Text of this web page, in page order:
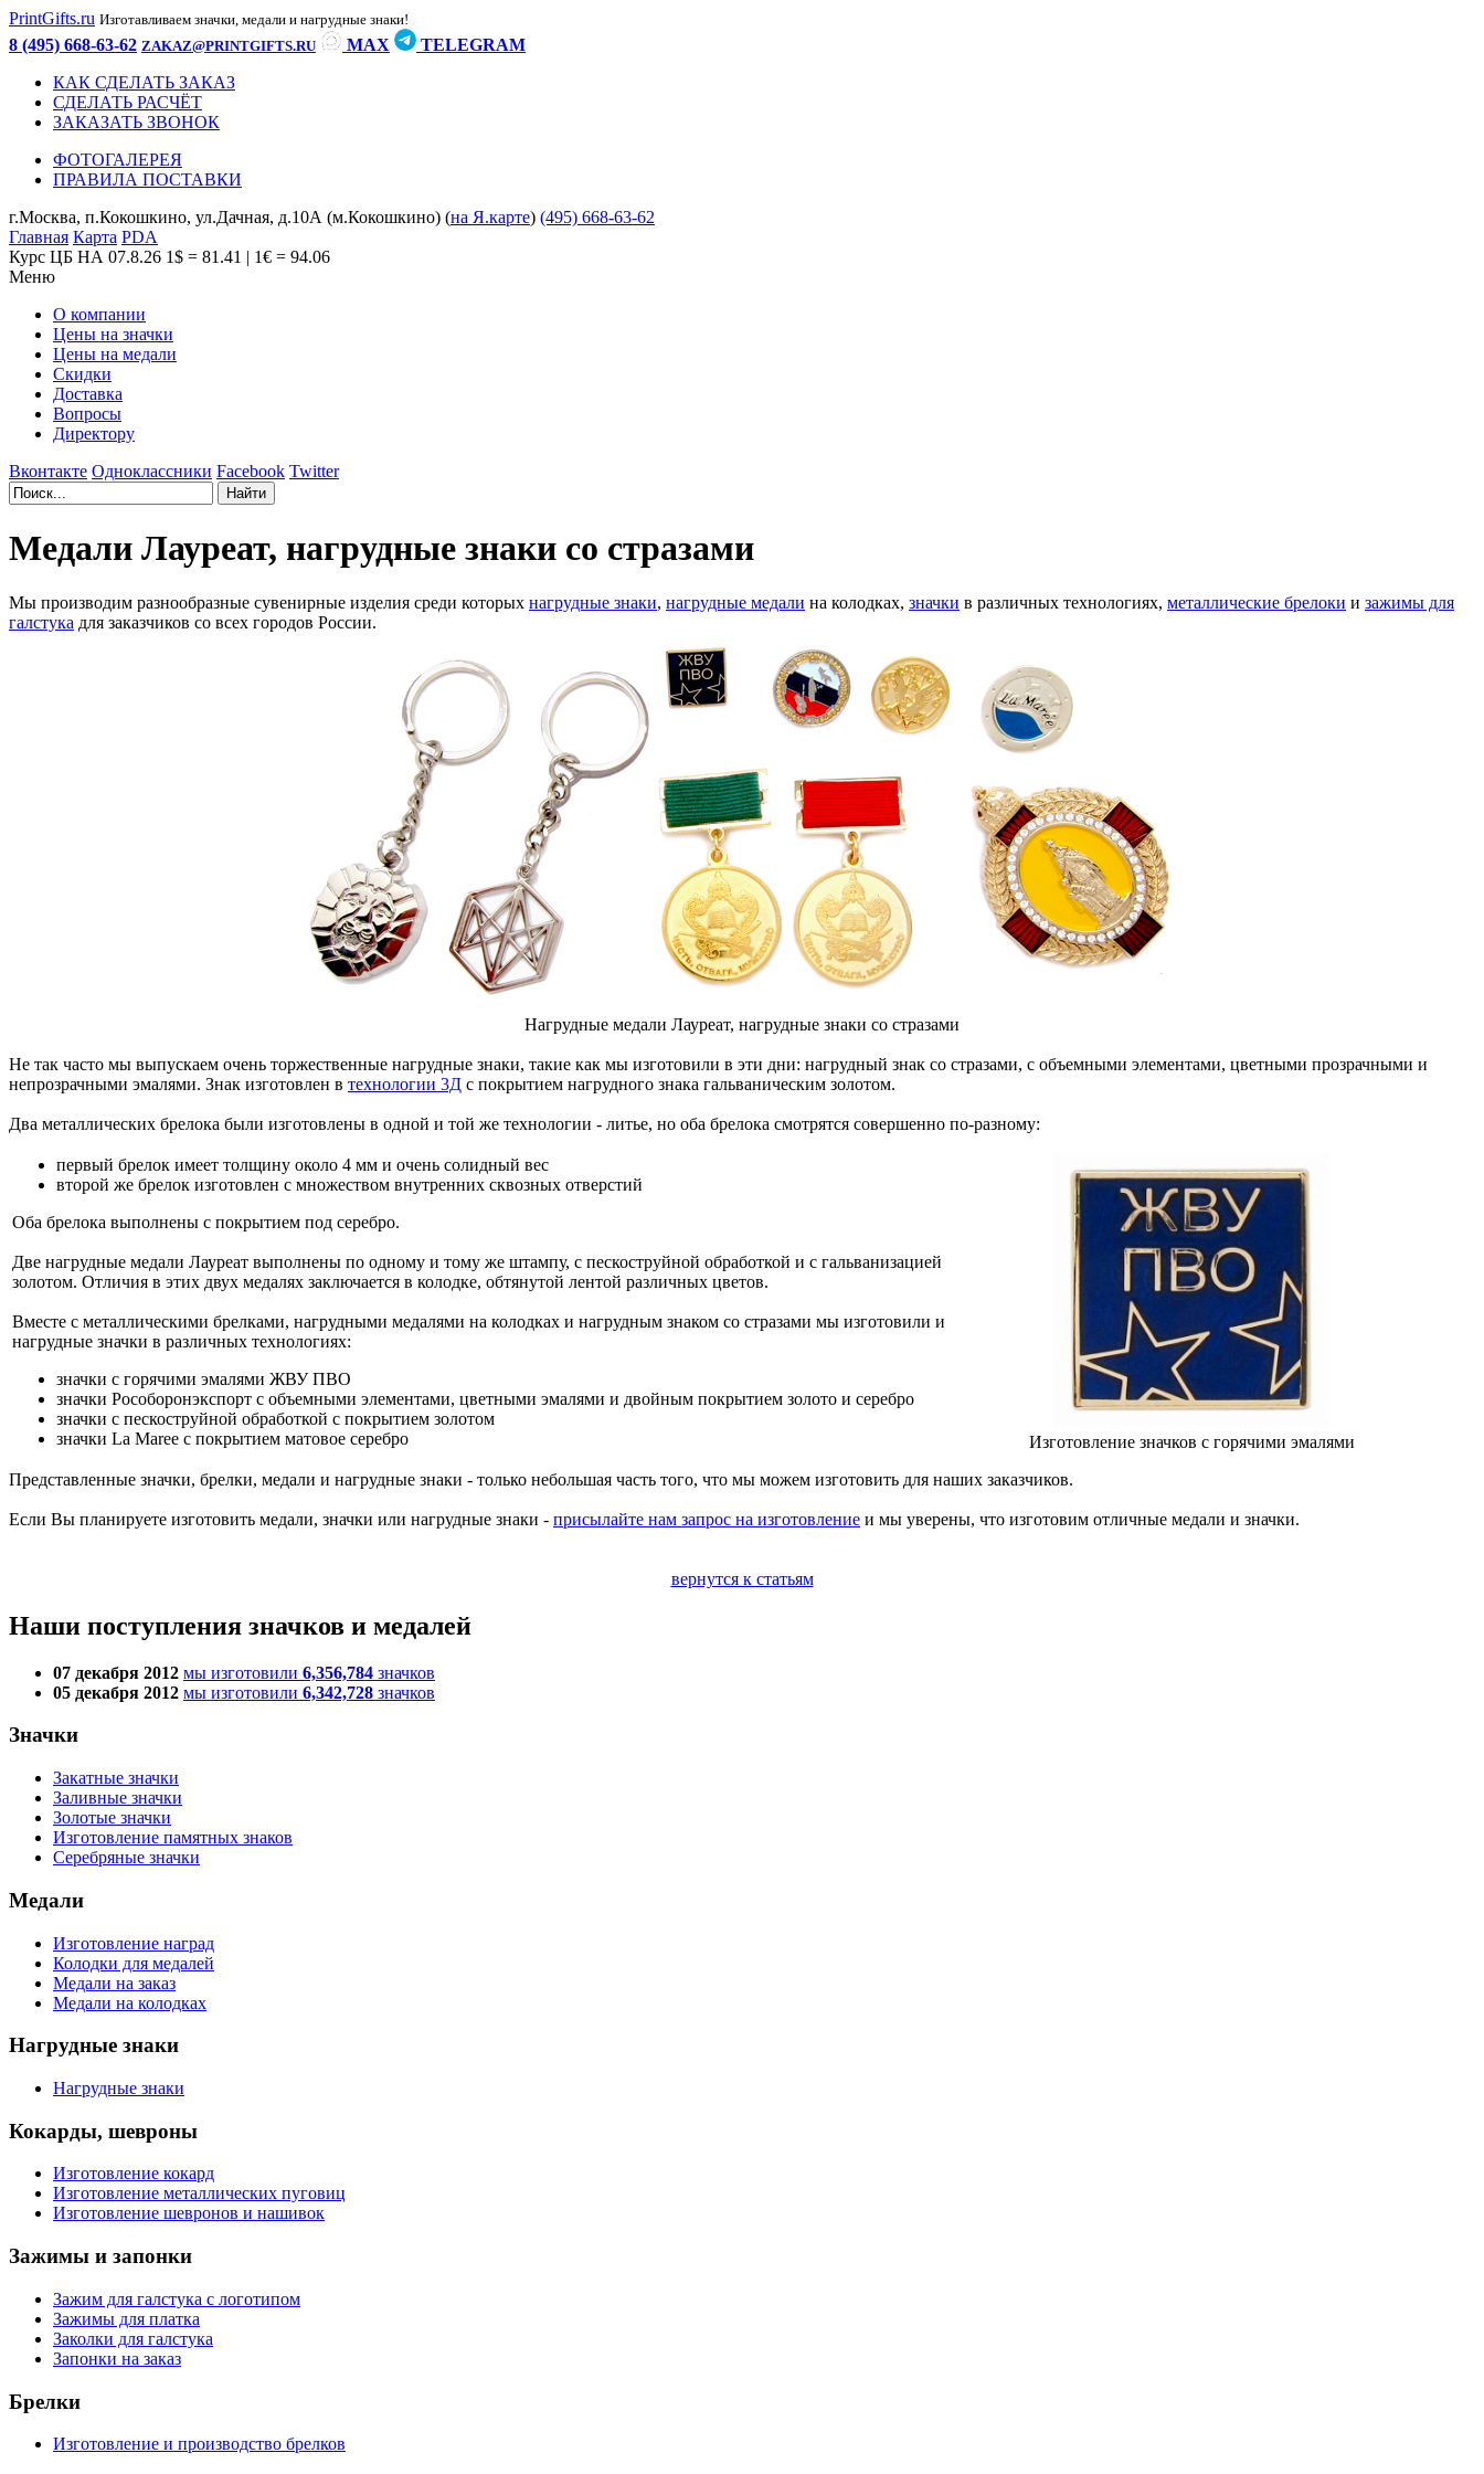
PrintGifts.ru Изготавливаем значки, медали и нагрудные знаки!
8 (495) 668-63-62 ZAKAZ@PRINTGIFTS.RU MAX
TELEGRAM
КАК СДЕЛАТЬ ЗАКАЗ
СДЕЛАТЬ РАСЧЁТ
ЗАКАЗАТЬ ЗВОНОК
ФОТОГАЛЕРЕЯ
ПРАВИЛА ПОСТАВКИ
г.Москва, п.Кокошкино, ул.Дачная, д.10А (м.Кокошкино) (на Я.карте) (495) 668-63-62
Главная Карта PDA
Курс ЦБ НА 07.8.26 1$ = 81.41 | 1€ = 94.06
Меню
О компании
Цены на значки
Цены на медали
Скидки
Доставка
Вопросы
Директору
Вконтакте Одноклассники Facebook Twitter
Медали Лауреат, нагрудные знаки со стразами
Мы производим разнообразные сувенирные изделия среди которых нагрудные знаки, нагрудные медали на колодках, значки в различных технологиях, металлические брелоки и зажимы для
галстука для заказчиков со всех городов России.
Нагрудные медали Лауреат, нагрудные знаки со стразами
Не так часто мы выпускаем очень торжественные нагрудные знаки, такие как мы изготовили в эти дни: нагрудный знак со стразами, с объемными элементами, цветными прозрачными и
непрозрачными эмалями. Знак изготовлен в технологии 3Д с покрытием нагрудного знака гальваническим золотом.
Два металлических брелока были изготовлены в одной и той же технологии - литье, но оба брелока смотрятся совершенно по-разному:
первый брелок имеет толщину около 4 мм и очень солидный вес
второй же брелок изготовлен с множеством внутренних сквозных отверстий
Оба брелока выполнены с покрытием под серебро.
Две нагрудные медали Лауреат выполнены по одному и тому же штампу, с пескоструйной обработкой и с гальванизацией
золотом. Отличия в этих двух медалях заключается в колодке, обтянутой лентой различных цветов.
Вместе с металлическими брелками, нагрудными медалями на колодках и нагрудным знаком со стразами мы изготовили и
нагрудные значки в различных технологиях:
значки с горячими эмалями ЖВУ ПВО
значки Рособоронэкспорт с объемными элементами, цветными эмалями и двойным покрытием золото и серебро
значки с пескоструйной обработкой с покрытием золотом
значки La Maree с покрытием матовое серебро
Изготовление значков с горячими эмалями
Представленные значки, брелки, медали и нагрудные знаки - только небольшая часть того, что мы можем изготовить для наших заказчиков.
Если Вы планируете изготовить медали, значки или нагрудные знаки - присылайте нам запрос на изготовление и мы уверены, что изготовим отличные медали и значки.
вернутся к статьям
Наши поступления значков и медалей
07 декабря 2012 мы изготовили 6,356,784 значков
05 декабря 2012 мы изготовили 6,342,728 значков
Значки
Закатные значки
Заливные значки
Золотые значки
Изготовление памятных знаков
Серебряные значки
Медали
Изготовление наград
Колодки для медалей
Медали на заказ
Медали на колодках
Нагрудные знаки
Нагрудные знаки
Кокарды, шевроны
Изготовление кокард
Изготовление металлических пуговиц
Изготовление шевронов и нашивок
Зажимы и запонки
Зажим для галстука с логотипом
Зажимы для платка
Заколки для галстука
Запонки на заказ
Брелки
Изготовление и производство брелков